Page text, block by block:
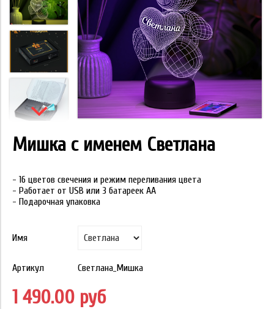
Мишка с именем Светлана
- 16 цветов свечения и режим переливания цвета
- Работает от USB или 3 батареек АА
- Подарочная упаковка
Имя
Артикул Светлана_Мишка
1 490.00 руб